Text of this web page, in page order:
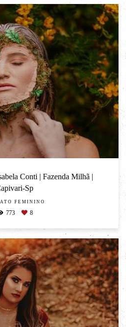
Conti | Fazenda Milhã |
Sp
FEMININO
773 8